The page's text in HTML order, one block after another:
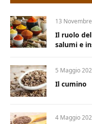
13
Il ruolo
salumi e
5 Maggio
Il cumino
4 Maggio